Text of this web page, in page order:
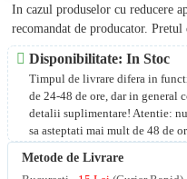
Metode de Livrare
In cazul produselor cu reducere
recomandat de producator. Pretul
Disponibilitate: In Stoc
Timpul de livrare difera in
de 24-48 de ore, dar in general
detalii suplimentare! Atentie:
sa asteptati mai mult de 48 de